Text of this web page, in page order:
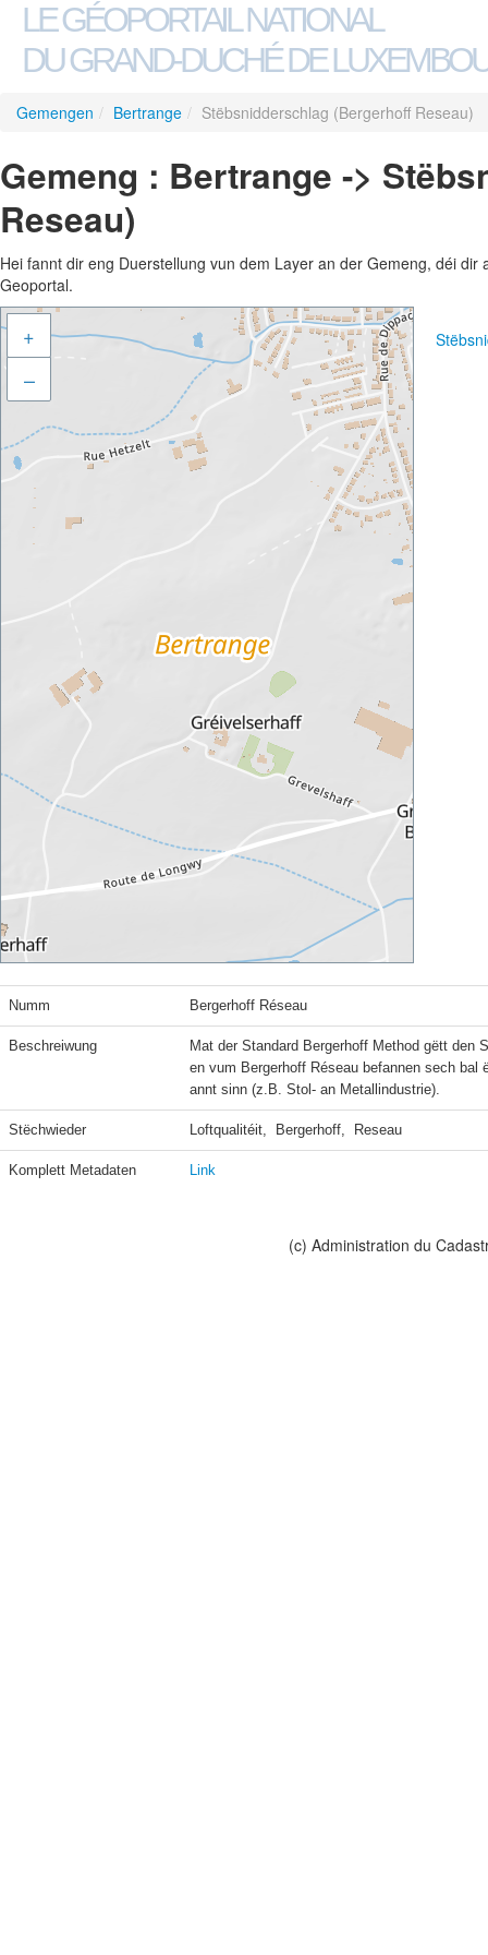
LE GÉOPORTAIL NATIONAL
DU GRAND-DUCHÉ DE
Gemengen / Bertrange / Stëbsnidderschlag (Bergerhoff Reseau)
Gemeng : Bertrange ->
Reseau)
Hei fannt dir eng Duerstellung vun dem Layer an der Gemeng, déi
Geoportal.
+
–
Numm Bergerhoff Réseau
Beschreiwung
Mat der Standard Bergerhoff Method gëtt den
en vum Bergerhoff Réseau befannen sech
Stëchwieder Loftqualitéit,  Bergerhoff,  Reseau
Komplett Metadaten Link
(c) Administration du